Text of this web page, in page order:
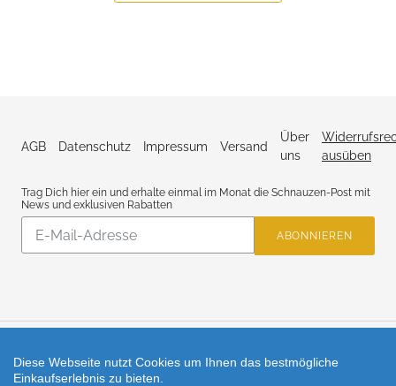
AGB Datenschutz Impressum Versand
Über
uns
ausüben
Trag Dich hier ein und erhalte einmal im Monat die Schnauzen-Post mit
News und exklusiven Rabatten
unsere
ABONNIEREN
Facebook
Instagram
Diese Webseite nutzt Cookies um Ihnen das bestmögliche
Einkaufserlebnis zu bieten.